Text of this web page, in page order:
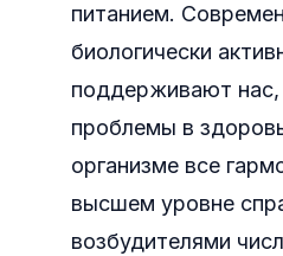
питанием.
биологически
поддерживают
проблемы в
организме все
высшем уровне
возбудителями